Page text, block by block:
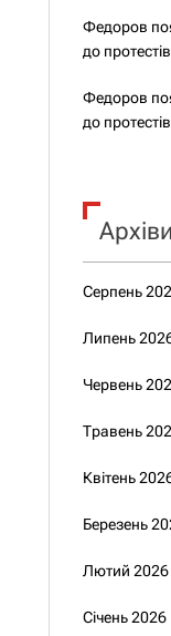
Федоров
до протестів
Федоров
до протестів
Архіви
Серпень
Липень
Червень
Травень
Квітень
Березень
Лютий 2026
Січень 2026